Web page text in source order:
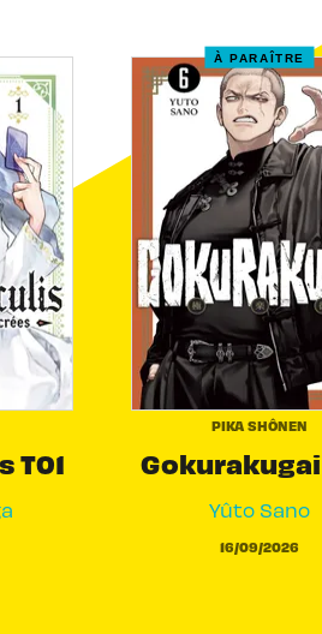
T01
À PARAÎTRE
PIKA SHÔNEN
Yûto Sano
16/09/2026